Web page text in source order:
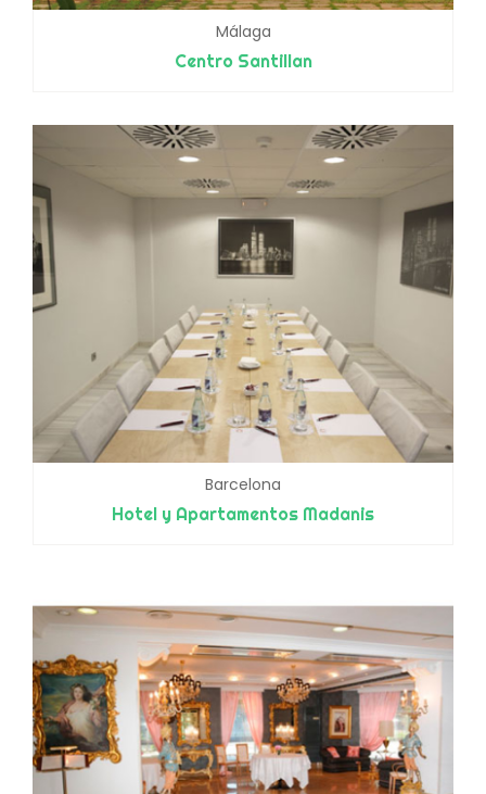
Málaga
Centro Santillan
Barcelona
Hotel y Apartamentos Madanis